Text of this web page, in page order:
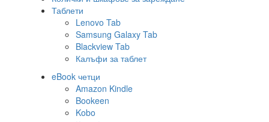
Таблети
Lenovo Tab
Samsung Galaxy Tab
Blackview Tab
Калъфи за таблет
eBook четци
Amazon Kindle
Bookeen
Kobo